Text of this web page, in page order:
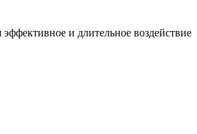
и длительное воздействие